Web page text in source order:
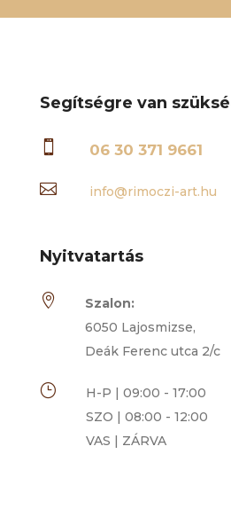
Segítségre van
 06 30 371 9661
 info@rimoczi-art.hu
Nyitvatartás

Szalon:
6050 Lajosmizse,
Deák Ferenc utca 2/c
}
H-P | 09:00 - 17:00
SZO | 08:00 - 12:00
VAS | ZÁRVA